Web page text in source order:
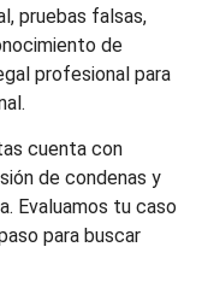
pruebas falsas,
de
profesional para
cuenta con
de condenas y
Evaluamos tu caso
para buscar